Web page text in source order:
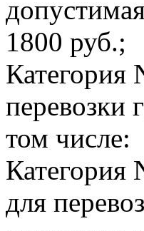
1800 руб.;
Категория
перевозки
том числе:
Категория
для